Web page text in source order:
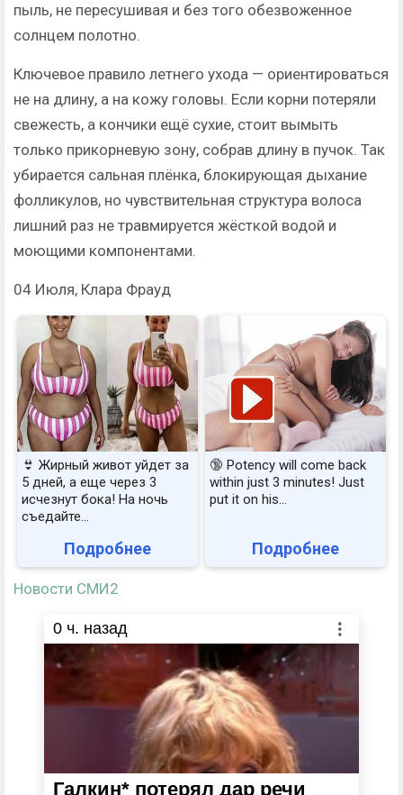
пыль, не пересушивая и без того обезвоженное
солнцем полотно.
Ключевое правило летнего ухода — ориентироваться
не на длину, а на кожу головы. Если корни потеряли
свежесть, а кончики ещё сухие, стоит вымыть
только прикорневую зону, собрав длину в пучок. Так
убирается сальная плёнка, блокирующая дыхание
фолликулов, но чувствительная структура волоса
лишний раз не травмируется жёсткой водой и
моющими компонентами.
04 Июля, Клара Фрауд
👙 Жирный живот уйдет за
5 дней, а еще через 3
исчезнут бока! На ночь
съедайте...
Подробнее
🔞 Potency will come back
within just 3 minutes! Just
put it on his…
Подробнее
Новости СМИ2
0 ч. назад
Галкин* потерял дар речи